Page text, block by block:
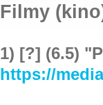
Filmy
1) [?] (6.5)
https://